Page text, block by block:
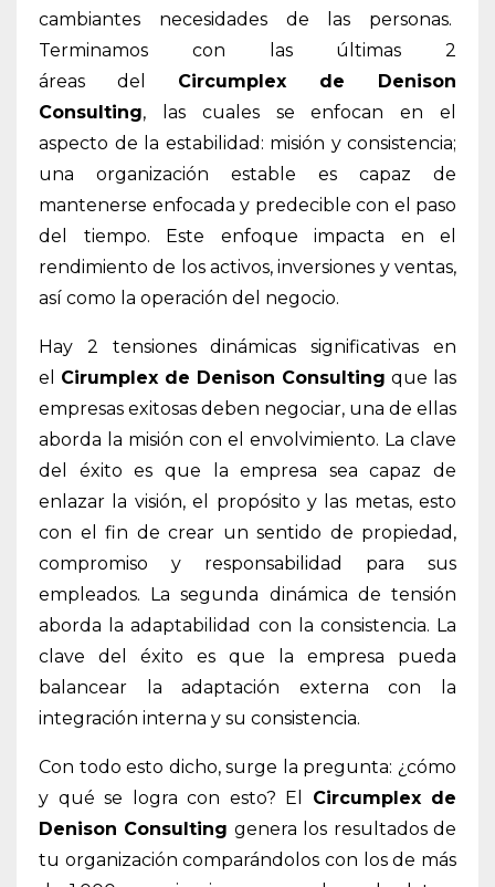
cambiantes necesidades de las personas.
Terminamos con las últimas 2
áreas del Circumplex de Denison
Consulting, las cuales se enfocan en el
aspecto de la estabilidad: misión y consistencia;
una organización estable es capaz de
mantenerse enfocada y predecible con el paso
del tiempo. Este enfoque impacta en el
rendimiento de los activos, inversiones y ventas,
así como la operación del negocio.
Hay 2 tensiones dinámicas significativas en
el Cirumplex de Denison Consulting que las
empresas exitosas deben negociar, una de ellas
aborda la misión con el envolvimiento. La clave
del éxito es que la empresa sea capaz de
enlazar la visión, el propósito y las metas, esto
con el fin de crear un sentido de propiedad,
compromiso y responsabilidad para sus
empleados. La segunda dinámica de tensión
aborda la adaptabilidad con la consistencia. La
clave del éxito es que la empresa pueda
balancear la adaptación externa con la
integración interna y su consistencia.
Con todo esto dicho, surge la pregunta: ¿cómo
y qué se logra con esto? El Circumplex de
Denison Consulting genera los resultados de
tu organización comparándolos con los de más